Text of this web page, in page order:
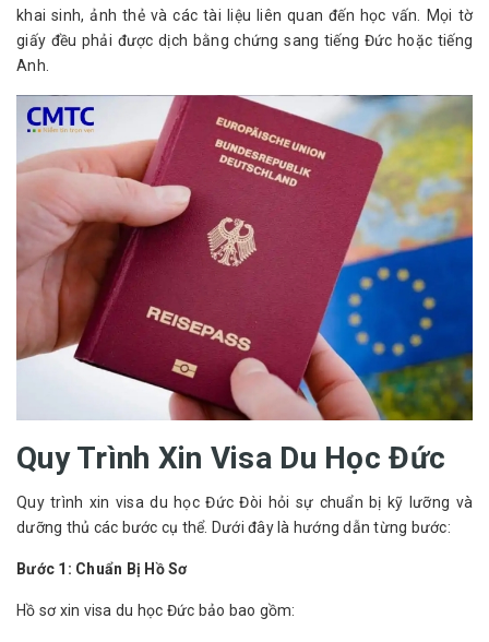
khai sinh, ảnh thẻ và các tài liệu liên quan đến học vấn. Mọi tờ
giấy đều phải được dịch bằng chứng sang tiếng Đức hoặc tiếng
Anh.
Quy Trình Xin Visa Du Học Đức
Quy trình xin visa du học Đức Đòi hỏi sự chuẩn bị kỹ lưỡng và
dưỡng thủ các bước cụ thể. Dưới đây là hướng dẫn từng bước:
Bước 1: Chuẩn Bị Hồ Sơ
Hồ sơ xin visa du học Đức bảo bao gồm: